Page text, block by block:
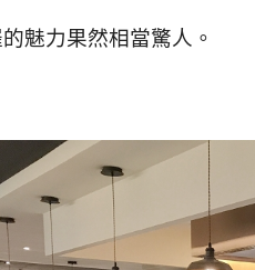
魅力果然相當驚人。